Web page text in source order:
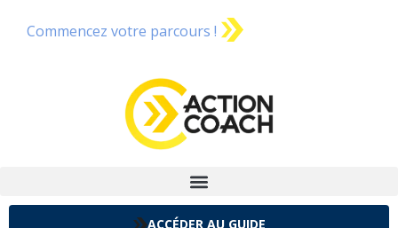
Commencez votre parcours !
ACCÉDER AU GUIDE